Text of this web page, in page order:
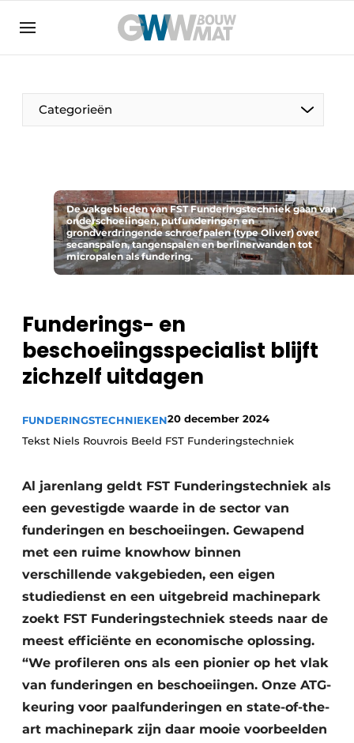
Bedrijven
Contact
Home
Meest gelezen
Nieuwsbrief
Privacy / Cookie statement
Vacature aanmelden
Vacatures
Categorieën
De vakgebieden van FST Funderingstechniek gaan van
onderschoeiingen, putfunderingen en
grondverdringende schroefpalen (type Oliver) over
secanspalen, tangenspalen en berlinerwanden tot
micropalen als fundering.
Funderings- en
beschoeiingsspecialist blijft
zichzelf uitdagen
FUNDERINGSTECHNIEKEN20 december 2024
Tekst Niels Rouvrois Beeld FST Funderingstechniek
Al jarenlang geldt FST Funderingstechniek als
een gevestigde waarde in de sector van
funderingen en beschoeiingen. Gewapend
met een ruime knowhow binnen
verschillende vakgebieden, een eigen
studiedienst en een uitgebreid machinepark
zoekt FST Funderingstechniek steeds naar de
meest efficiënte en economische oplossing.
“We profileren ons als een pionier op het vlak
van funderingen en beschoeiingen. Onze ATG-
keuring voor paalfunderingen en state-of-the-
art machinepark zijn daar mooie voorbeelden